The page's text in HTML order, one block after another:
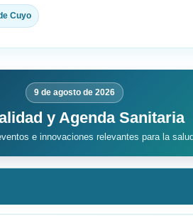
Cuyo
9 de agosto de 2026
y Agenda Sanitaria
e innovaciones relevantes para la